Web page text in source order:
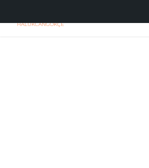
HALUKCANGOKÇE